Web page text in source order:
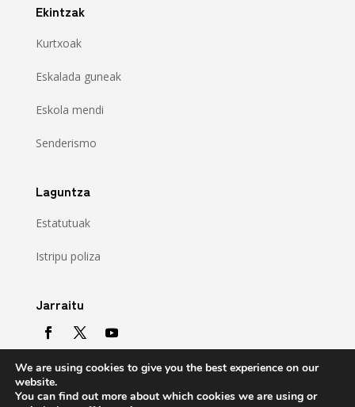
Ekintzak
Kurtxoak
Eskalada guneak
Eskola mendi
Senderismo
Laguntza
Estatutuak
Istripu poliza
Jarraitu
We are using cookies to give you the best experience on our
website.
You can find out more about which cookies we are using or